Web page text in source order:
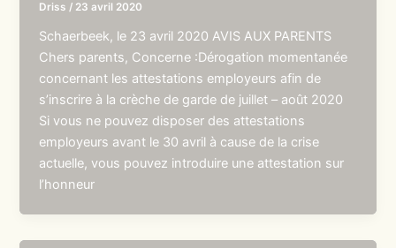
Driss / 23 avril 2020
Schaerbeek, le 23 avril 2020 AVIS AUX PARENTS
Chers parents, Concerne :Dérogation momentanée
concernant les attestations employeurs afin de
s’inscrire à la crèche de garde de juillet – août 2020
Si vous ne pouvez disposer des attestations
employeurs avant le 30 avril à cause de la crise
actuelle, vous pouvez introduire une attestation sur
l’honneur